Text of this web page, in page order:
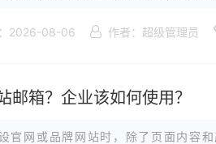
2026-08-06 作者：超级管理员
邮箱？企业该如何使用？
官网或品牌网站时，除了页面内容